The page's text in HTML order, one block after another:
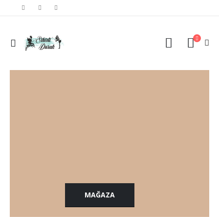
MAĞAZA